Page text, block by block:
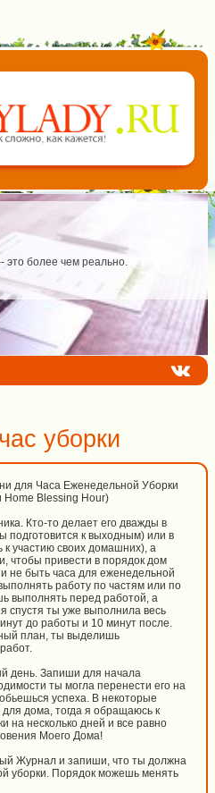
это более чем реально.
уборки
для Часа Еженедельной Уборки
Home Blessing Hour)
Кто-то делает его дважды в
подготовится к выходным) или в
к участию своих домашних), а
чтобы привести в порядок дом
не быть часа для еженедельной
работу по частям или по
выполнять перед работой, а
спустя ты уже выполнила весь
до работы и 10 минут после.
план, ты выделишь
день. Запиши для начала
ты могла перенести его на
успеха. В некоторые
дома, тогда я обращаюсь к
на несколько дней и все равно
Моего Дома!
Журнал и запиши, что ты должна
уборки. Порядок можешь менять